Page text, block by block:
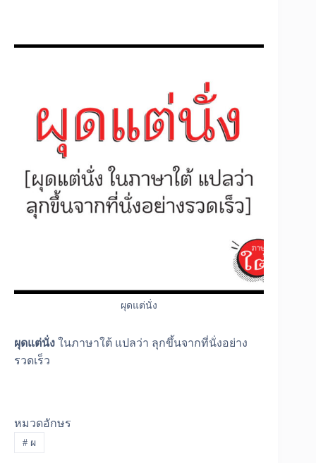
ผุดแต่นั่ง
ผุดแต่นั่ง ในภาษาใต้ แปลว่า ลุกขึ้นจากที่นั่งอย่าง
รวดเร็ว
หมวดอักษร
#ผ